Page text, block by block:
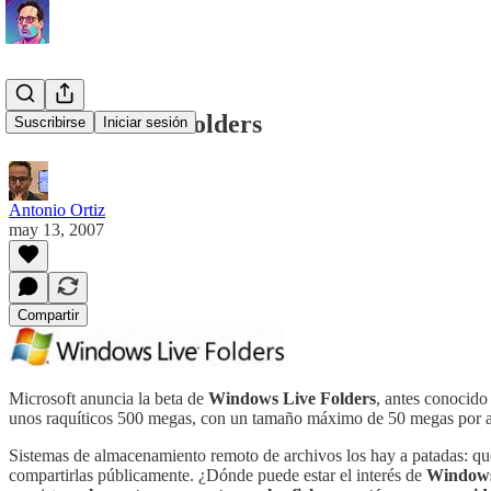
Suscribirse Iniciar sesión
Windows Live Folders
Antonio Ortiz
may 13, 2007
Compartir
Microsoft anuncia la beta de Windows Live Folders, antes
unos raquíticos 500 megas, con un tamaño máximo de 50 megas por
Sistemas de almacenamiento remoto de archivos los hay a patadas:
compartirlas públicamente. ¿Dónde puede estar el interés de